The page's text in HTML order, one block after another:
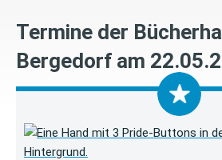
Termine der
Bergedorf am